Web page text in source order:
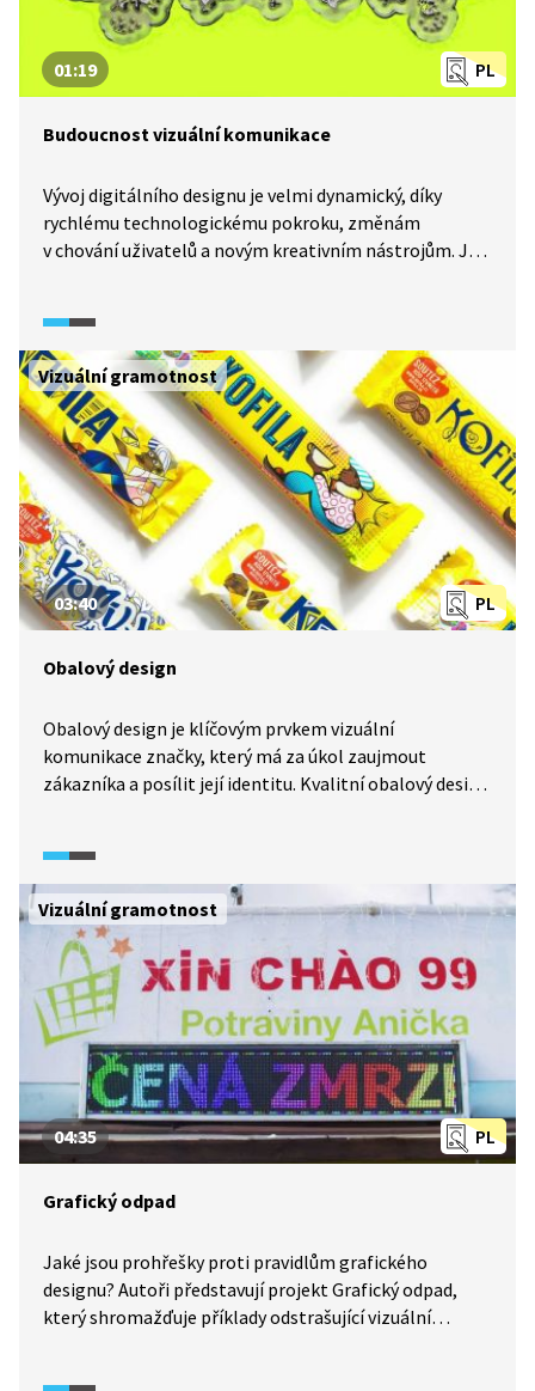
PL
01:19
Budoucnost vizuální komunikace
Vývoj digitálního designu je velmi dynamický, díky
rychlému technologickému pokroku, změnám
v chování uživatelů a novým kreativním nástrojům. Jak
Vizuální gramotnost
PL
03:40
Obalový design
Obalový design je klíčovým prvkem vizuální
komunikace značky, který má za úkol zaujmout
zákazníka a posílit její identitu. Kvalitní obalový design
jedinečný vzhled produktu a komunikují hodnoty
značky. Obal je často prvním kontaktem zákazníka
s produktem, a proto musí být nejen vizuálně
přitažlivý, ale i praktický a informativní.
Vizuální gramotnost
PL
04:35
Grafický odpad
Jaké jsou prohřešky proti pravidlům grafického
designu? Autoři představují projekt Grafický odpad,
který shromažďuje příklady odstrašující vizuální